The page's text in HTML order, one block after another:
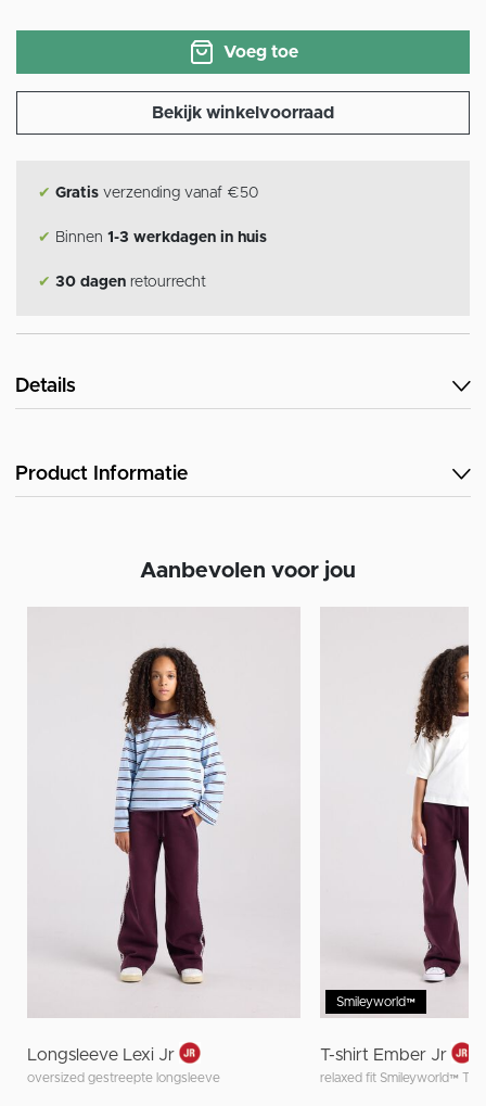
Voeg toe
Bekijk winkelvoorraad
✔ Gratis verzending vanaf €50
✔ Binnen 1-3 werkdagen in huis
✔ 30 dagen retourrecht
Details
Product Informatie
Aanbevolen voor jou
Longsleeve Lexi Jr
oversized gestreepte longsleeve
Smileyworld™
T-shirt Ember Jr
relaxed fit Smileyworld™ T-